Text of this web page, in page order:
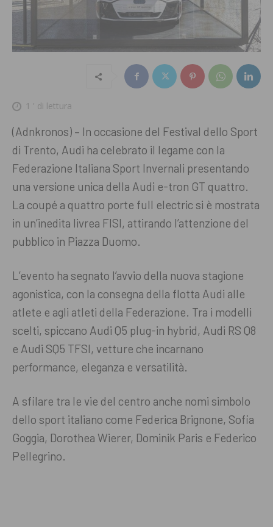
1 ' di lettura
(Adnkronos) – In occasione del Festival dello Sport
di Trento, Audi ha celebrato il legame con la
Federazione Italiana Sport Invernali presentando
una versione unica della Audi e-tron GT quattro.
La coupé a quattro porte full electric si è mostrata
in un’inedita livrea FISI, attirando l’attenzione del
pubblico in Piazza Duomo.
L’evento ha segnato l’avvio della nuova stagione
agonistica, con la consegna della flotta Audi alle
atlete e agli atleti della Federazione. Tra i modelli
scelti, spiccano Audi Q5 plug-in hybrid, Audi RS Q8
e Audi SQ5 TFSI, vetture che incarnano
performance, eleganza e versatilità.
A sfilare tra le vie del centro anche nomi simbolo
dello sport italiano come Federica Brignone, Sofia
Goggia, Dorothea Wierer, Dominik Paris e Federico
Pellegrino.